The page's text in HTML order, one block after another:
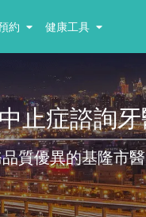
約 健康工具
止症諮詢
質優異的基隆市